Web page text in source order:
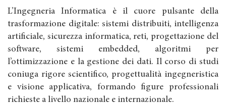
L’Ingegneria Informatica è il cuore pulsante della
trasformazione digitale: sistemi distribuiti, intelligenza
artificiale, sicurezza informatica, reti, progettazione del
software, sistemi embedded, algoritmi per
l’ottimizzazione e la gestione dei dati. Il corso di studi
coniuga rigore scientifico, progettualità ingegneristica
e visione applicativa, formando figure professionali
richieste a livello nazionale e internazionale.